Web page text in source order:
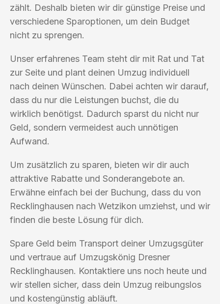
zählt. Deshalb bieten wir dir günstige Preise und
verschiedene Sparoptionen, um dein Budget
nicht zu sprengen.
Unser erfahrenes Team steht dir mit Rat und Tat
zur Seite und plant deinen Umzug individuell
nach deinen Wünschen. Dabei achten wir darauf,
dass du nur die Leistungen buchst, die du
wirklich benötigst. Dadurch sparst du nicht nur
Geld, sondern vermeidest auch unnötigen
Aufwand.
Um zusätzlich zu sparen, bieten wir dir auch
attraktive Rabatte und Sonderangebote an.
Erwähne einfach bei der Buchung, dass du von
Recklinghausen nach Wetzikon umziehst, und wir
finden die beste Lösung für dich.
Spare Geld beim Transport deiner Umzugsgüter
und vertraue auf Umzugskönig Dresner
Recklinghausen. Kontaktiere uns noch heute und
wir stellen sicher, dass dein Umzug reibungslos
und kostengünstig abläuft.